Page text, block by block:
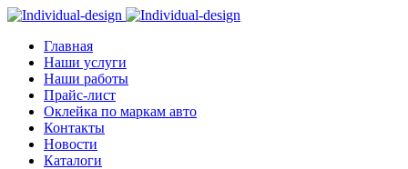
Главная
Наши услуги
Наши работы
Прайс-лист
Оклейка по маркам авто
Контакты
Новости
Каталоги